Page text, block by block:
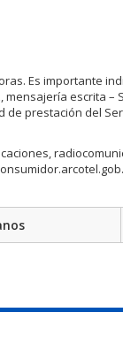
Es importante
escrita –
de prestación del